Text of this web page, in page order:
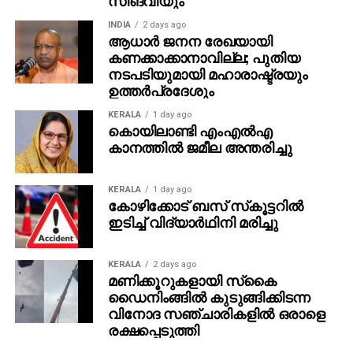
നടപടികളിലേക്ക് രാജ്യത്ത് നീങ്ങുന്നുവെന്നതിനും
പുതിയ മാര്‍ഗനിര്‍ദേശം സൂചനയാകുന്നു.
INDIA 2 days ago
ആധാർ ജനന രേഖയായി
കണക്കാക്കാനാവില്ല; പുതിയ
നടപടിയുമായി മഹാരാഷ്ട്രയും
ഉത്തർപ്രദേശും
KERALA 1 day ago
കൊയിലാണ്ടി എംഎല്‍എ
കാനത്തില്‍ ജമീല അന്തരിച്ചു
KERALA 1 day ago
കോഴിക്കോട് ബസ് സ്‌കൂട്ടറില്‍
ഇടിച്ച് വിദ്യാര്‍ഥിനി മരിച്ചു
KERALA 2 days ago
മണിക്കൂറുകളായി സ്‌കൈ
ഡൈനിംങ്ങില്‍ കുടുങ്ങിക്കിടന്ന
വിനോദ സഞ്ചാരികളില്‍ ഒരാളെ
രക്ഷപ്പെടുത്തി